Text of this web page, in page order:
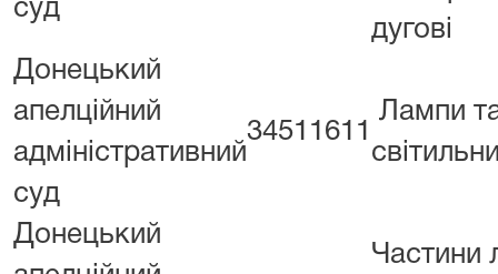
суд
дугові
Донецький
апелційний
адміністративний
суд
34511611
Лампи
Донецький
Частини